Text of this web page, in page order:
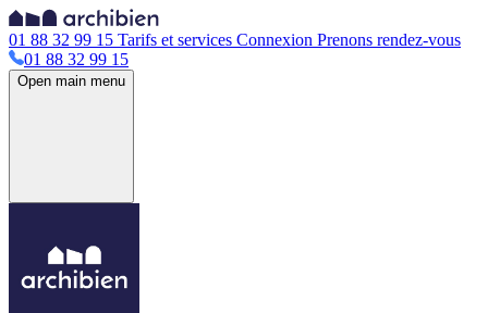
01 88 32 99 15 Tarifs et services Connexion Prenons rendez-vous
01 88 32 99 15
Open main menu